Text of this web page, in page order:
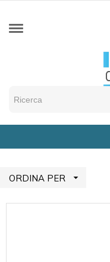
ORDINA PER 